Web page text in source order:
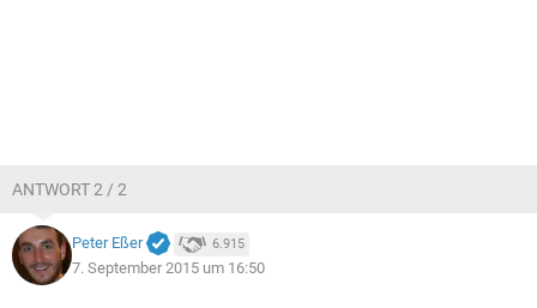
ANTWORT 2 / 2
Peter Eßer 6.915
7. September 2015 um 16:50